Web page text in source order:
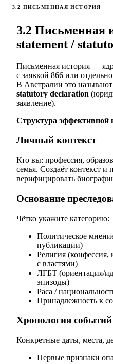
3.2 ПИСЬМЕННАЯ ИСТОРИЯ
3.2 Письменная
statement /
Письменная история —
с заявкой 866 или
В Австралии это называют
statutory declaration
заявление).
Структура эффективной
Личный контекст
Кто вы: профессия,
семья. Создаёт контекст и
верифицировать
Основание
Чётко укажите категорию:
Политическое
публикации)
Религия
с властями)
ЛГБТ (ориентация/
эпизоды)
Раса /
Принадлежность к
Хронология событий
Конкретные даты, места,
Первые признаки